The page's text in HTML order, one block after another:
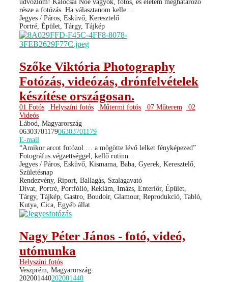
üdvözlőm! Kalocsai Noé vagyok, fotós, és életem meghatározó
része a fotózás. Ha választanom kelle...
Jegyes / Páros, Esküvő, Keresztelő
Portré, Épület, Tárgy, Tájkép
Szőke Viktória Photography
Fotózás, videózás, drónfelvételek
készítése országosan.
01 Fotós Helyszíni fotós Műtermi fotós 07 Műterem
02
Videós
Lábod, Magyarország
0630370117906303701179
E-mail
“Amikor arcot fotózol … a mögötte lévő lelket fényképezed”
Fotográfus végzettséggel, kellő rutinn...
Jegyes / Páros, Esküvő, Kismama, Baba, Gyerek, Keresztelő,
Születésnap
Rendezvény, Riport, Ballagás, Szalagavató
Divat, Portré, Portfólió, Reklám, Imázs, Enteriőr, Épület,
Tárgy, Tájkép, Gastro, Boudoir, Glamour, Reprodukció, Tabló,
Kutya, Cica, Egyéb állat
Nagy Péter János - fotó, videó,
utómunka
Helyszíni fotós
Veszprém, Magyarország
202001440202001440